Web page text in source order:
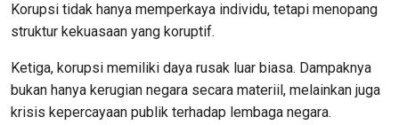
Korupsi tidak hanya memperkaya individu, tetapi menopang
struktur kekuasaan yang koruptif.
Ketiga, korupsi memiliki daya rusak luar biasa. Dampaknya
bukan hanya kerugian negara secara materiil, melainkan juga
krisis kepercayaan publik terhadap lembaga negara.